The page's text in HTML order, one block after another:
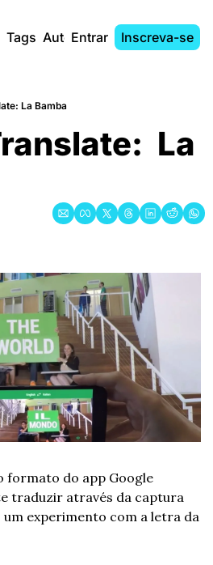
Tags AutoresEntrar Inscreva-se
La Bamba
La
formato do app Google
traduzir através da captura
experimento com a letra da